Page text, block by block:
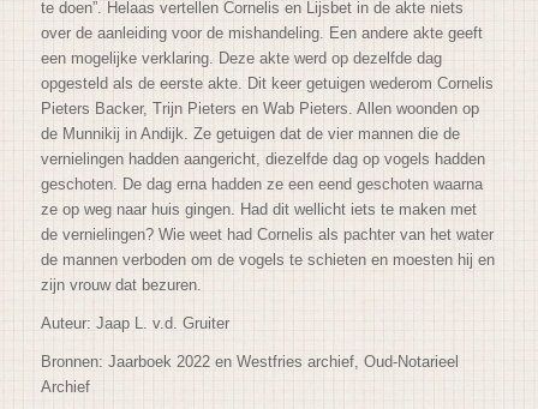
te doen”. Helaas vertellen Cornelis en Lijsbet in de akte niets
over de aanleiding voor de mishandeling. Een andere akte geeft
een mogelijke verklaring. Deze akte werd op dezelfde dag
opgesteld als de eerste akte. Dit keer getuigen wederom Cornelis
Pieters Backer, Trijn Pieters en Wab Pieters. Allen woonden op
de Munnikij in Andijk. Ze getuigen dat de vier mannen die de
vernielingen hadden aangericht, diezelfde dag op vogels hadden
geschoten. De dag erna hadden ze een eend geschoten waarna
ze op weg naar huis gingen. Had dit wellicht iets te maken met
de vernielingen? Wie weet had Cornelis als pachter van het water
de mannen verboden om de vogels te schieten en moesten hij en
zijn vrouw dat bezuren.
Auteur: Jaap L. v.d. Gruiter
Bronnen: Jaarboek 2022 en Westfries archief, Oud-Notarieel
Archief